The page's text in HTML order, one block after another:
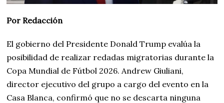
Por Redacción
El gobierno del Presidente Donald Trump evalúa la
posibilidad de realizar redadas migratorias durante la
Copa Mundial de Fútbol 2026. Andrew Giuliani,
director ejecutivo del grupo a cargo del evento en la
Casa Blanca, confirmó que no se descarta ninguna